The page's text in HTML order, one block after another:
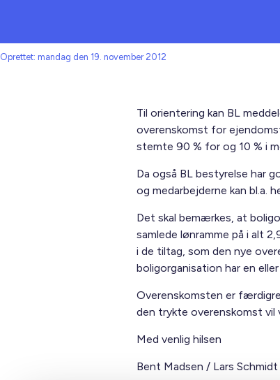
Oprettet: mandag den 19. november 2012
Til orientering kan BL
overenskomst for
stemte 90 % for og 10 % i
Da også BL bestyrelse har
og medarbejderne kan bl.a.
Det skal bemærkes, at
samlede lønramme på i alt
i de tiltag, som den nye
boligorganisation har en
Overenskomsten er
den trykte overenskomst vil
Med venlig hilsen
Bent Madsen / Lars Schmidt